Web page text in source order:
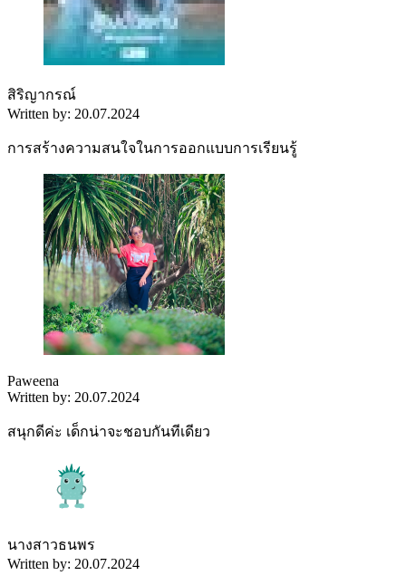
สิริญากรณ์
Written by: 20.07.2024
การสร้างความสนใจในการออกแบบการเรียนรู้
Paweena
Written by: 20.07.2024
สนุกดีค่ะ เด็กน่าจะชอบกันทีเดียว
นางสาวธนพร
Written by: 20.07.2024